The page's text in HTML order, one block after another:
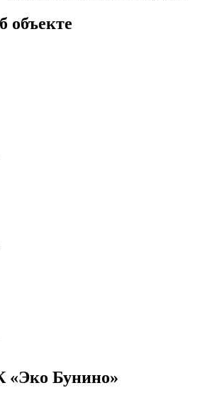
объекте
Бунино»